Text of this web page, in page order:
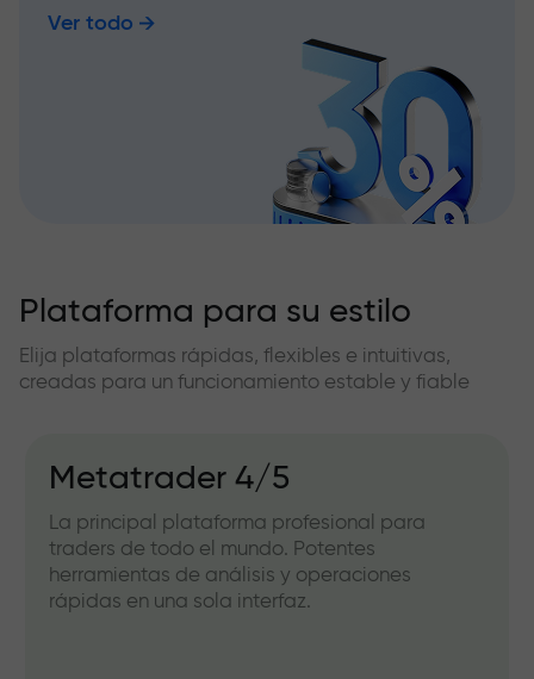
Ver todo
Plataforma para su estilo
Elija plataformas rápidas, flexibles e intuitivas,
creadas para un funcionamiento estable y fiable
Metatrader 4/5
La principal plataforma profesional para
traders de todo el mundo. Potentes
herramientas de análisis y operaciones
rápidas en una sola interfaz.